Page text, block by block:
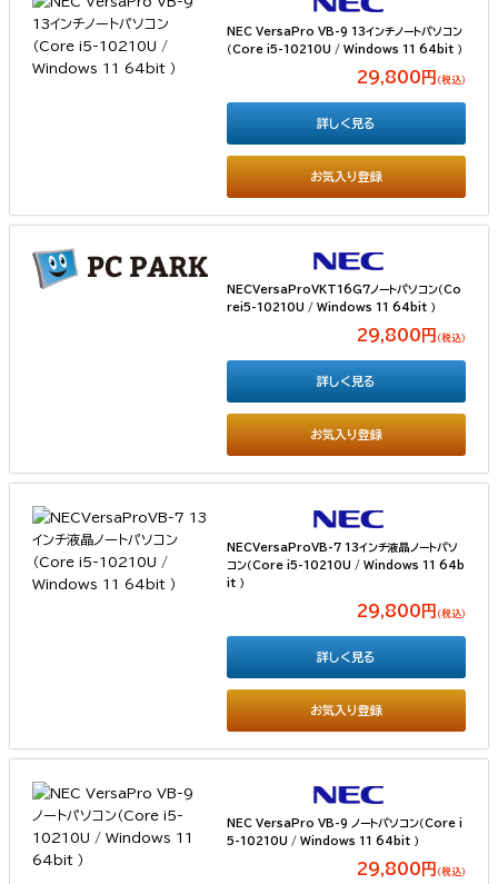
NEC VersaPro VB-9 13インチノートパソコン
（Core i5-10210U / Windows 11 64bit ）
29,800円 （税込）
お気入り登録
詳しく見る
NECVersaProVKT16G7ノートパソコン（Co
rei5-10210U / Windows 11 64bit ）
29,800円 （税込）
お気入り登録
詳しく見る
NECVersaProVB-7 13インチ液晶ノートパソ
コン（Core i5-10210U / Windows 11 64b
it ）
29,800円 （税込）
お気入り登録
詳しく見る
NEC VersaPro VB-9 ノートパソコン（Core i
5-10210U / Windows 11 64bit ）
29,800円 （税込）